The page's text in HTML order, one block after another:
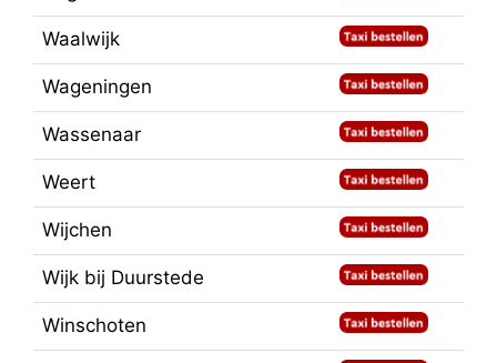
Waalwijk
Wageningen
Wassenaar
Weert
Wijchen
Wijk bij Duurstede
Winschoten